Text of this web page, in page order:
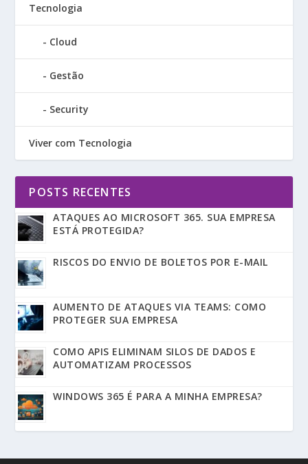
Tecnologia
Cloud
Gestão
Security
Viver com Tecnologia
POSTS RECENTES
ATAQUES AO MICROSOFT 365. SUA EMPRESA
ESTÁ PROTEGIDA?
RISCOS DO ENVIO DE BOLETOS POR E-MAIL
AUMENTO DE ATAQUES VIA TEAMS: COMO
PROTEGER SUA EMPRESA
COMO APIS ELIMINAM SILOS DE DADOS E
AUTOMATIZAM PROCESSOS
WINDOWS 365 É PARA A MINHA EMPRESA?